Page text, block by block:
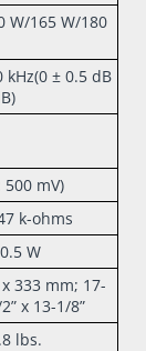
W/165 W/180
kHz(0 ± 0.5 dB
500 mV)
k-ohms
0.5 W
333 mm; 17-
x 13-1/8”
lbs.